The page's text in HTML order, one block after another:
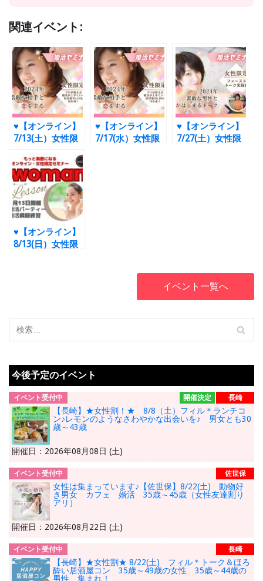
関連イベント:
♥ 【オンライン】
7/13(土）女性限
キな女性になる・
婚活でマッチング
率をUPするため
のマンツーマンセ
ミナー
トレー
ニングテキスト付
♥ 【オンライン】
7/17(水）女性限
♥ 【オンライン】
7/27(土）女性限
♥ 【オンライン】
8/13(日）女性限
ミナー
もっと
魅力的な女性にな
るための婚活模擬
村が担当
イベント一覧へ
今後予定のイベント
イベント受付中 開催決定 長崎
【長崎】★女性割！★ 8/8（土）フィル＊ランチコ
ン♪レモンのようなさわやかな出会いを♪ 男女とも30
歳～43歳
開催日：2026年08月08日 (土)
イベント受付中 佐世保
女性は集まっています♪【佐世保】8/22(土) 動物好
き男女 カフェ 婚活 35歳～45歳（女性友達割り
アリ）
開催日：2026年08月22日 (土)
イベント受付中 長崎
【長崎】★女性割★ 8/22(土) フィル＊トーク＆ほろ
酔い居酒屋コン 35歳～49歳の女性 35歳～44歳の
男性 集まれ！